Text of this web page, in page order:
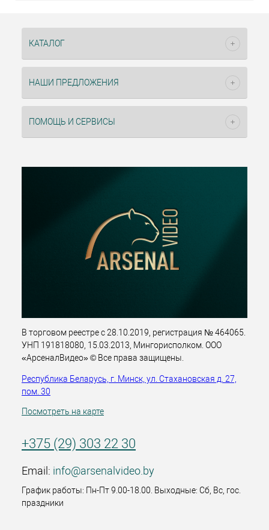
КАТАЛОГ
НАШИ ПРЕДЛОЖЕНИЯ
ПОМОЩЬ И СЕРВИСЫ
В торговом реестре с 28.10.2019, регистрация № 464065.
УНП 191818080, 15.03.2013, Мингорисполком. ООО
«АрсеналВидео» © Все права защищены.
Республика Беларусь, г. Минск, ул. Стахановская д. 27,
пом. 30
Посмотреть на карте
+375 (29) 303 22 30
Email: info@arsenalvideo.by
График работы: Пн-Пт 9.00-18.00. Выходные: Сб, Вс, гос.
праздники